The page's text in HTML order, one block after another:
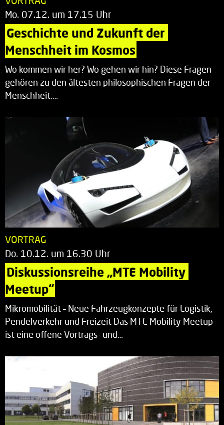
Mo. 07.12. um 17.15 Uhr
Geschichte und Zukunft der
Menschheit im Kosmos
Wo kommen wir her? Wo gehen wir hin? Diese Fragen
gehören zu den ältesten philosophischen Fragen der
Menschheit.…
VORTRAG
Do. 10.12. um 16.30 Uhr
Diskussionsreihe „MTE Mobility
Meetup“
Mikromobilität – Neue Fahrzeugkonzepte für Logistik,
Pendelverkehr und Freizeit Das MTE Mobility Meetup
ist eine offene Vortrags- und…